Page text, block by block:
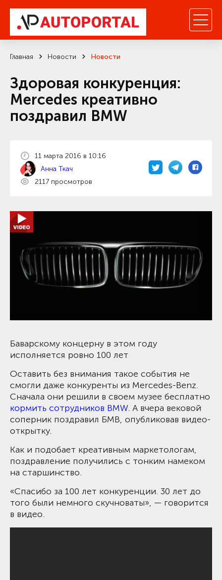
Главная Новости Новости
Здоровая конкуренция:
Mercedes креативно
поздравил BMW
11 марта 2016 в 10:16
Анна Ткач
2117 просмотров
Баварскому концерну в этом году
исполняется ровно 100 лет
Оставить без внимания такое события не
смогли даже конкуренты из Mercedes-Benz.
Сначала они решили в своем музее бесплатно
кормить сотрудников BMW. А вчера вековой
соперник поздравил БМВ, опубликовав видео-
открытку.
Как и подобает креативным маркетологам,
поздравление получились с тонким намеком
на старшинство.
«Спасибо за 100 лет конкуренции. 30 лет до
того были немного скучноваты», — говорится
в видео.